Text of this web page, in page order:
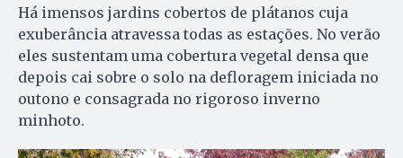
Há imensos jardins cobertos de plátanos cuja
exuberância atravessa todas as estações. No verão
eles sustentam uma cobertura vegetal densa que
depois cai sobre o solo na defloragem iniciada no
outono e consagrada no rigoroso inverno
minhoto.